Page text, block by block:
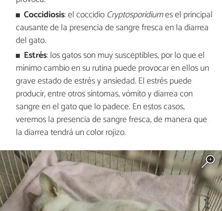
Coccidiosis: el coccidio Cryptosporidiumes el principal
causante de la presencia de sangre fresca en la diarrea
del gato.
Estrés: los gatos son muy susceptibles, por lo que el
mínimo cambio en su rutina puede provocar en ellos un
grave estado de estrés y ansiedad. El estrés puede
producir, entre otros síntomas, vómito y diarrea con
sangre en el gato que lo padece. En estos casos,
veremos la presencia de sangre fresca, de manera que
la diarrea tendrá un color rojizo.